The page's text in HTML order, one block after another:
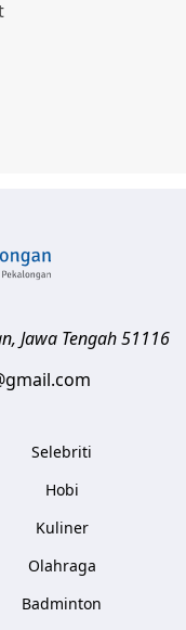
, Jawa Tengah51116
Selebriti
Hobi
Kuliner
Olahraga
Badminton